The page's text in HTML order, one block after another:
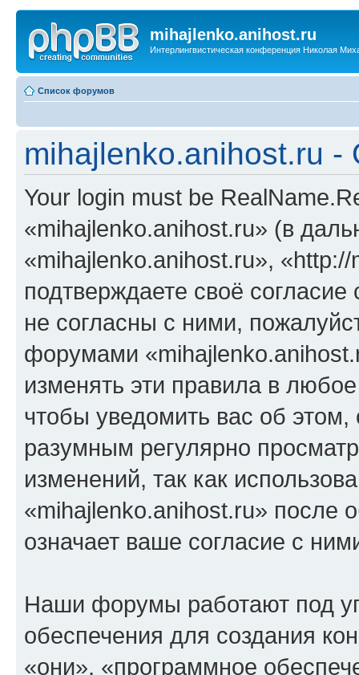
mihajlenko.anihost.ru
Интерлингвистическая конференция Николая
Список форумов
mihajlenko.anihost.ru
Your login must be
«mihajlenko.anihost.ru» (в
«mihajlenko.anihost.ru»,
подтверждаете своё
не согласны с ними,
форумами
изменять эти правила в
чтобы уведомить вас об
разумным регулярно
изменений, так как
«mihajlenko.anihost.ru» после
означает ваше согласие с
Наши форумы работают под
обеспечения для создания
«они», «программное